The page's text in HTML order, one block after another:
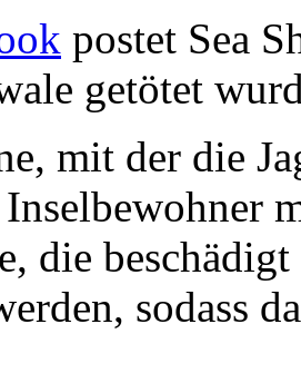
postet Sea
getötet
mit der die
die
sodass